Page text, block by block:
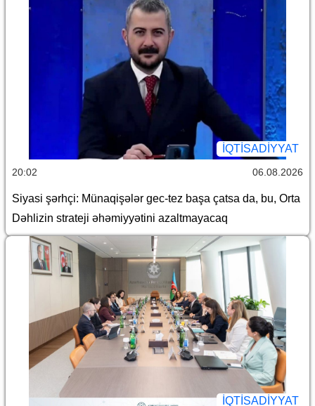
İQTİSADİYYAT
20:02 06.08.2026
Siyasi şərhçi: Münaqişələr gec-tez başa çatsa da, bu, Orta
Dəhlizin strateji əhəmiyyətini azaltmayacaq
İQTİSADİYYAT